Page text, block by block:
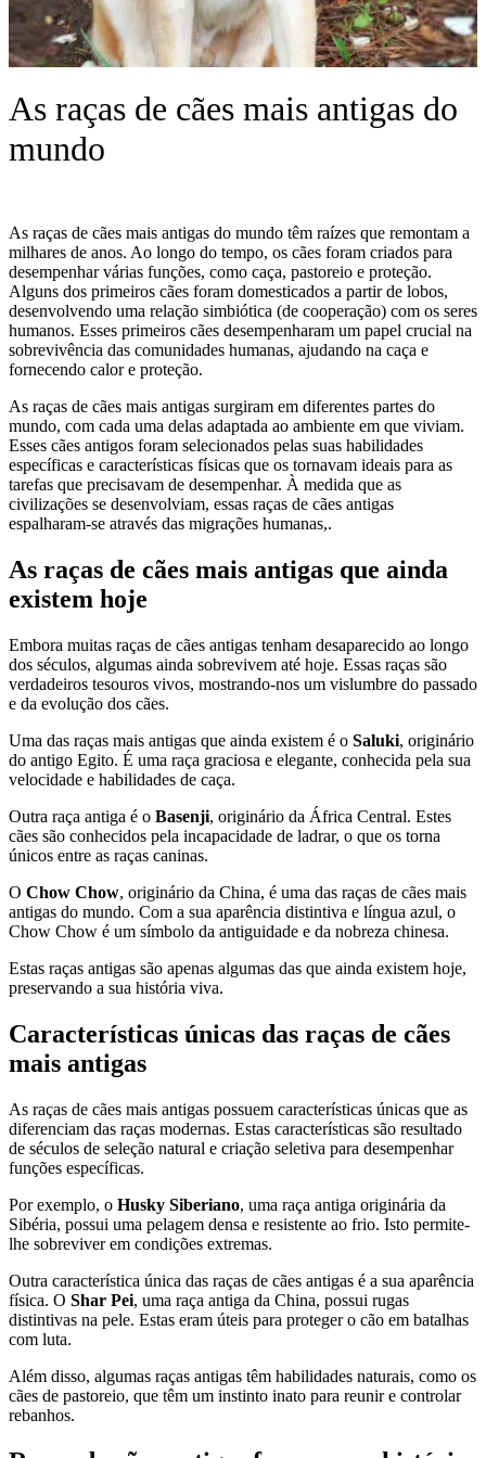
As raças de cães mais antigas do
mundo
As raças de cães mais antigas do mundo têm raízes que remontam a
milhares de anos. Ao longo do tempo, os cães foram criados para
desempenhar várias funções, como caça, pastoreio e proteção.
Alguns dos primeiros cães foram domesticados a partir de lobos,
desenvolvendo uma relação simbiótica (de cooperação) com os seres
humanos. Esses primeiros cães desempenharam um papel crucial na
sobrevivência das comunidades humanas, ajudando na caça e
fornecendo calor e proteção.
As raças de cães mais antigas surgiram em diferentes partes do
mundo, com cada uma delas adaptada ao ambiente em que viviam.
Esses cães antigos foram selecionados pelas suas habilidades
específicas e características físicas que os tornavam ideais para as
tarefas que precisavam de desempenhar. À medida que as
civilizações se desenvolviam, essas raças de cães antigas
espalharam-se através das migrações humanas,.
As raças de cães mais antigas que ainda
existem hoje
Embora muitas raças de cães antigas tenham desaparecido ao longo
dos séculos, algumas ainda sobrevivem até hoje. Essas raças são
verdadeiros tesouros vivos, mostrando-nos um vislumbre do passado
e da evolução dos cães.
Uma das raças mais antigas que ainda existem é o Saluki, originário
do antigo Egito. É uma raça graciosa e elegante, conhecida pela sua
velocidade e habilidades de caça.
Outra raça antiga é o Basenji, originário da África Central. Estes
cães são conhecidos pela incapacidade de ladrar, o que os torna
únicos entre as raças caninas.
O Chow Chow, originário da China, é uma das raças de cães mais
antigas do mundo. Com a sua aparência distintiva e língua azul, o
Chow Chow é um símbolo da antiguidade e da nobreza chinesa.
Estas raças antigas são apenas algumas das que ainda existem hoje,
preservando a sua história viva.
Características únicas das raças de cães
mais antigas
As raças de cães mais antigas possuem características únicas que as
diferenciam das raças modernas. Estas características são resultado
de séculos de seleção natural e criação seletiva para desempenhar
funções específicas.
Por exemplo, o Husky Siberiano, uma raça antiga originária da
Sibéria, possui uma pelagem densa e resistente ao frio. Isto permite-
lhe sobreviver em condições extremas.
Outra característica única das raças de cães antigas é a sua aparência
física. O Shar Pei, uma raça antiga da China, possui rugas
distintivas na pele. Estas eram úteis para proteger o cão em batalhas
com luta.
Além disso, algumas raças antigas têm habilidades naturais, como os
cães de pastoreio, que têm um instinto inato para reunir e controlar
rebanhos.